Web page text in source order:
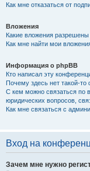
Как мне отказаться от
Вложения
Какие вложения
Как мне найти мои
Информация о phpBB
Кто написал эту
Почему здесь нет такой-то
С кем можно связаться по
юридических вопросов,
Как мне связаться с
Вход на
Зачем мне нужно